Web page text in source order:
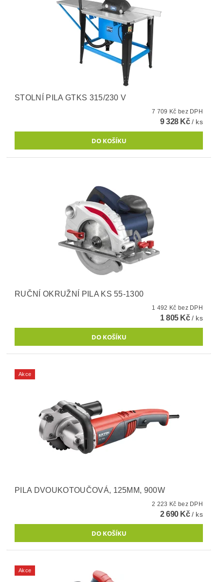
STOLNÍ PILA GTKS 315/230 V
7 709 Kč bez DPH
9 328 Kč/ ks
RUČNÍ OKRUŽNÍ PILA KS 55-1300
1 492 Kč bez DPH
1 805 Kč/ ks
Akce
PILA DVOUKOTOUČOVÁ, 125MM, 900W
2 223 Kč bez DPH
2 690 Kč/ ks
Akce